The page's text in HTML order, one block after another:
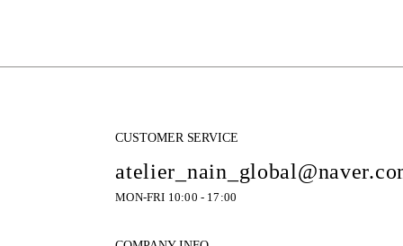
CUSTOMER SERVICE
MON-FRI 10:00 - 17:00